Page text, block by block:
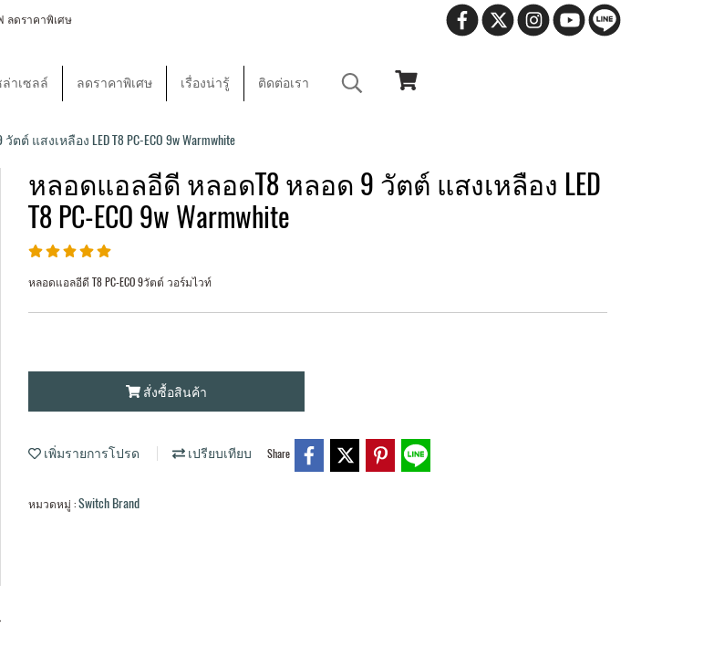
ลดราคาพิเศษ
าเซลล์ ลดราคาพิเศษ เรื่องน่ารู้ ติดต่อเรา
แสงเหลือง LED T8 PC-ECO 9w Warmwhite
หลอดแอลอีดี หลอดT8 หลอด 9 วัตต์ แสงเหลือง LED
T8 PC-ECO 9w Warmwhite
หลอดแอลอีดี T8 PC-ECO 9วัตต์ วอร์มไวท์
สั่งซื้อสินค้า
เพิ่มรายการโปรด เปรียบเทียบ Share
หมวดหมู่ :Switch Brand